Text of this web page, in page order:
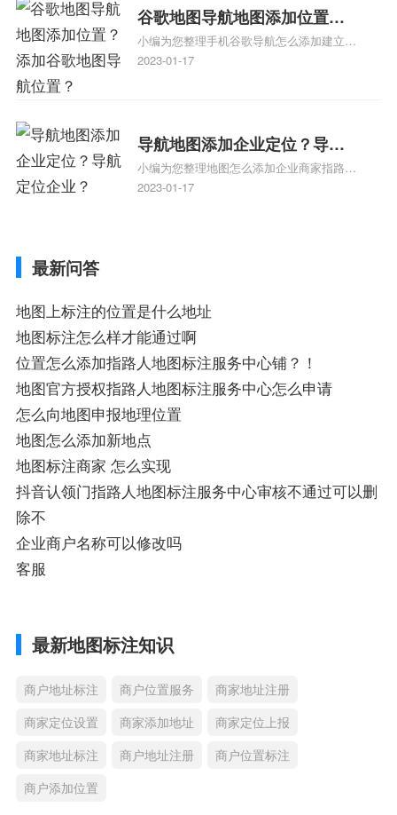
服务中心位置、抖音突然不显示定位了相关
地图标注知识，详情可查看下方正文！
谷歌地图导航地图添加位置？
添加谷歌地图导航位置？
小编为您整理手机谷歌导航怎么添加建立多
人位置、如何在地图，谷歌地图添加公司位
2023-01-17
导航地图添加企业定位？导航
定位企业？
小编为您整理地图怎么添加企业商家指路人
地图标注服务中心铺名称、地图怎么添加企
2023-01-17
最新问答
地图上标注的位置是什么地址
地图标注怎么样才能通过啊
位置怎么添加指路人地图标注服务中心铺？！
地图官方授权指路人地图标注服务中心怎么申请
怎么向地图申报地理位置
地图怎么添加新地点
地图标注商家 怎么实现
抖音认领门指路人地图标注服务中心审核不通过可以删
除不
企业商户名称可以修改吗
客服
最新地图标注知识
商户地址标注 商户位置服务
商家地址注册
商家定位设置
商家添加地址
商家定位上报
商家地址标注
商户地址注册
商户位置标注
商户添加位置